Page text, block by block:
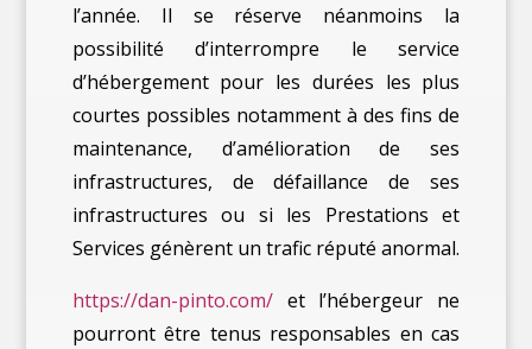
l’année. Il se réserve néanmoins la
possibilité d’interrompre le service
d’hébergement pour les durées les plus
courtes possibles notamment à des fins de
maintenance, d’amélioration de ses
infrastructures, de défaillance de ses
infrastructures ou si les Prestations et
Services génèrent un trafic réputé anormal.
https://dan-pinto.com/et l’hébergeur ne
pourront être tenus responsables en cas